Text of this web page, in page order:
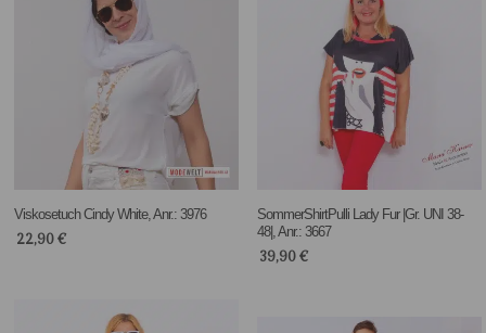
Viskosetuch Cindy White, Anr.: 3976
22,90€
SommerShirtPulli Lady Fur |Gr. UNI 38-
48|, Anr.: 3667
39,90€